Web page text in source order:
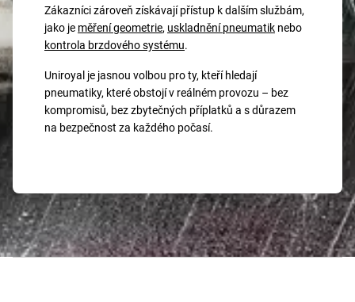
Zákazníci zároveň získávají přístup k dalším službám,
jako je měření geometrie, uskladnění pneumatik nebo
kontrola brzdového systému.
Uniroyal je jasnou volbou pro ty, kteří hledají
pneumatiky, které obstojí v reálném provozu – bez
kompromisů, bez zbytečných příplatků a s důrazem
na bezpečnost za každého počasí.